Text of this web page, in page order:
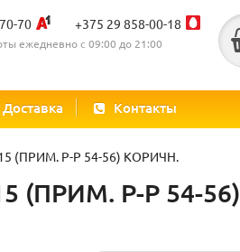
70 +375 29 858-00-18
ежедневно с 09:00 до 21:00
Доставка Контакты
(ПРИМ. Р-Р 54-56) КОРИЧН.
(ПРИМ. Р-Р 54-56)